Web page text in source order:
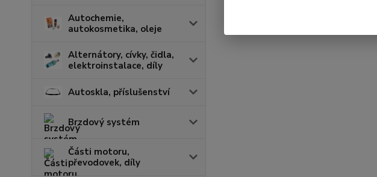
Autochemie,
autokosmetika, oleje
Alternátory, cívky, čidla,
elektroinstalace, díly
Autoskla, příslušenství
Brzdový systém
Části motoru,
převodovek, díly